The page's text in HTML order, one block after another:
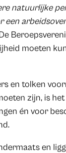
natuurlijke
moeten
en tolken
zijn, is
én voor
en